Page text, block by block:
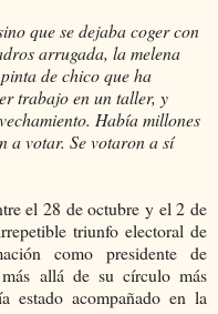
que se dejaba coger con
arrugada, la melena
de chico que ha
trabajo en un taller, y
Había millones
a votar. Se votaron a sí
el 28 de octubre y el 2 de
triunfo electoral de
como presidente de
más allá de su círculo más
estado acompañado en la